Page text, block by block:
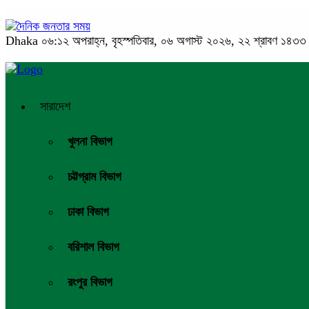
Dhaka ০৬:১২ অপরাহ্ন, বৃহস্পতিবার, ০৬ অগাস্ট ২০২৬, ২২ শ্রাবণ ১৪৩৩
সারাদেশ
খুলনা বিভাগ
চট্টগ্রাম বিভাগ
ঢাকা বিভাগ
বরিশাল বিভাগ
রংপুর বিভাগ